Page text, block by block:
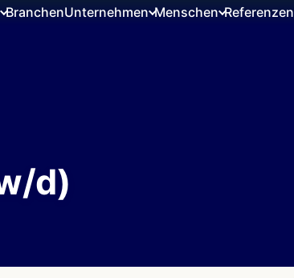
BranchenUnternehmen Menschen Referenzen
d)